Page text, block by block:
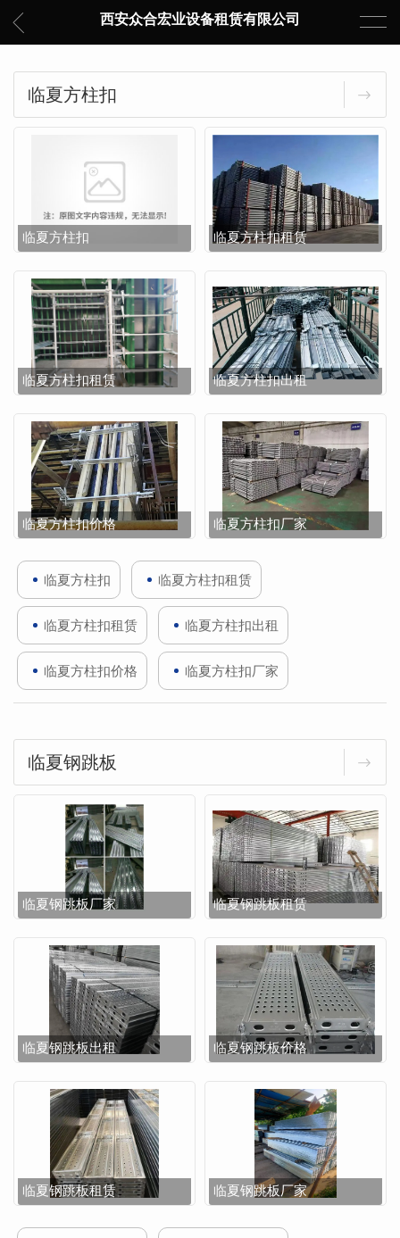
西安众合宏业设备租赁有限公司
临夏方柱扣
临夏方柱扣 临夏方柱扣租赁
临夏方柱扣租赁 临夏方柱扣出租
临夏方柱扣价格 临夏方柱扣厂家
临夏方柱扣 临夏方柱扣租赁
临夏方柱扣租赁 临夏方柱扣出租
临夏方柱扣价格 临夏方柱扣厂家
临夏钢跳板
临夏钢跳板厂家 临夏钢跳板租赁
临夏钢跳板出租 临夏钢跳板价格
临夏钢跳板租赁 临夏钢跳板厂家